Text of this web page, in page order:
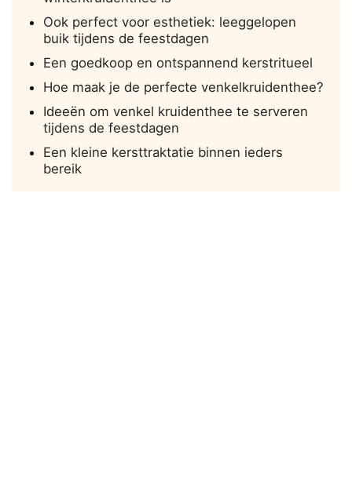
Ook perfect voor esthetiek: leeggelopen
buik tijdens de feestdagen
Een goedkoop en ontspannend kerstritueel
Hoe maak je de perfecte venkelkruidenthee?
Ideeën om venkel kruidenthee te serveren
tijdens de feestdagen
Een kleine kersttraktatie binnen ieders
bereik